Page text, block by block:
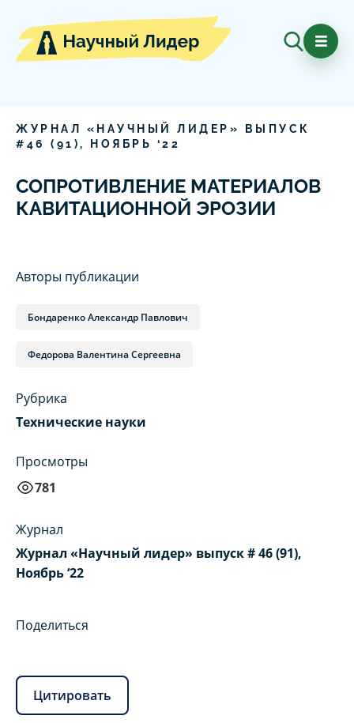
ЖУРНАЛ «НАУЧНЫЙ ЛИДЕР» ВЫПУСК
# 46 ( 91 ), НОЯБРЬ ‘22
СОПРОТИВЛЕНИЕ МАТЕРИАЛОВ
КАВИТАЦИОННОЙ ЭРОЗИИ
Авторы публикации
Бондаренко Александр Павлович
Федорова Валентина Сергеевна
Рубрика
Технические науки
Просмотры
781
Журнал
Журнал «Научный лидер» выпуск # 46 (91),
Ноябрь ‘22
Поделиться
Цитировать